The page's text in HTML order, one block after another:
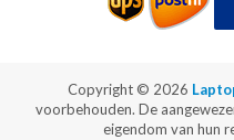
Copyright © 2026
voorbehouden. De
eigendom van hun